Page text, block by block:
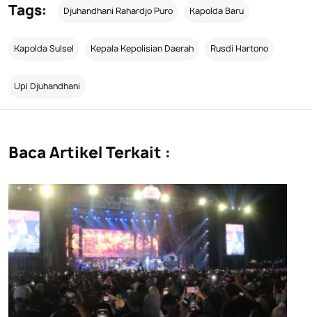
Tags: Djuhandhani Rahardjo Puro Kapolda Baru
Kapolda Sulsel Kepala Kepolisian Daerah Rusdi Hartono
Upi Djuhandhani
Baca Artikel Terkait :